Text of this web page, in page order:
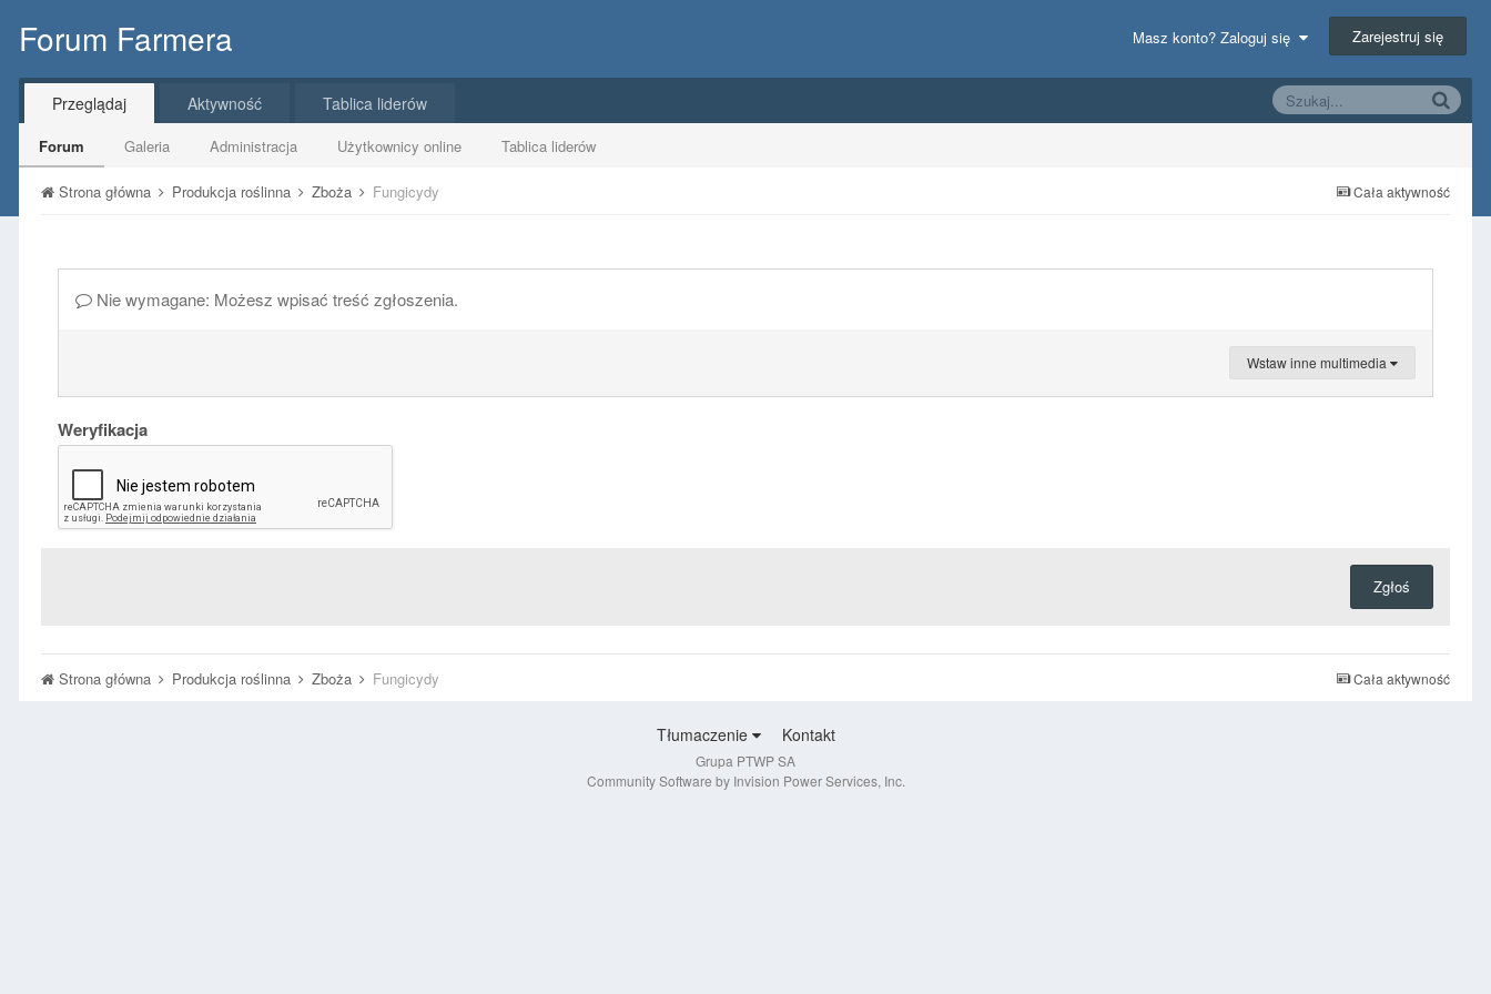
Forum Farmera Masz konto? Zaloguj się Zarejestruj się
Przeglądaj
Forum Galeria Administracja Użytkownicy online Tablica liderów
Aktywność Tablica liderów
Cała aktywność
Strona główna Produkcja roślinna Zboża Fungicydy
Nie wymagane: Możesz wpisać treść zgłoszenia.
Wstaw inne multimedia
Weryfikacja
Zgłoś
Cała aktywność
Strona główna Produkcja roślinna Zboża Fungicydy
Tłumaczenie Kontakt
Grupa PTWP SA
Community Software by Invision Power Services, Inc.